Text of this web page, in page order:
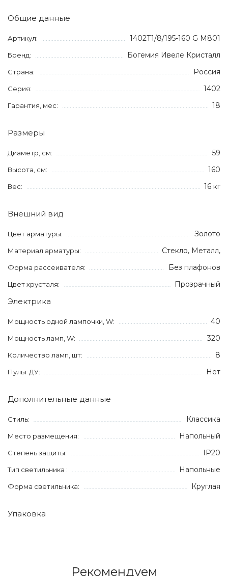
Общие данные
Артикул: 1402T1/8/195-160 G M801
Бренд: Богемия Ивеле Кристалл
Страна: Россия
Серия: 1402
Гарантия, мес: 18
Размеры
Диаметр, см: 59
Высота, см: 160
Вес: 16 кг
Внешний вид
Цвет арматуры: Золото
Материал арматуры: Стекло, Металл,
Форма рассеивателя: Без плафонов
Цвет хрусталя: Прозрачный
Электрика
Мощность одной лампочки, W: 40
Мощность ламп, W: 320
Количество ламп, шт: 8
Пульт ДУ: Нет
Дополнительные данные
Стиль: Классика
Место размещения: Напольный
Степень защиты: IP20
Тип светильника : Напольные
Форма светильника: Круглая
Упаковка
Рекомендуем